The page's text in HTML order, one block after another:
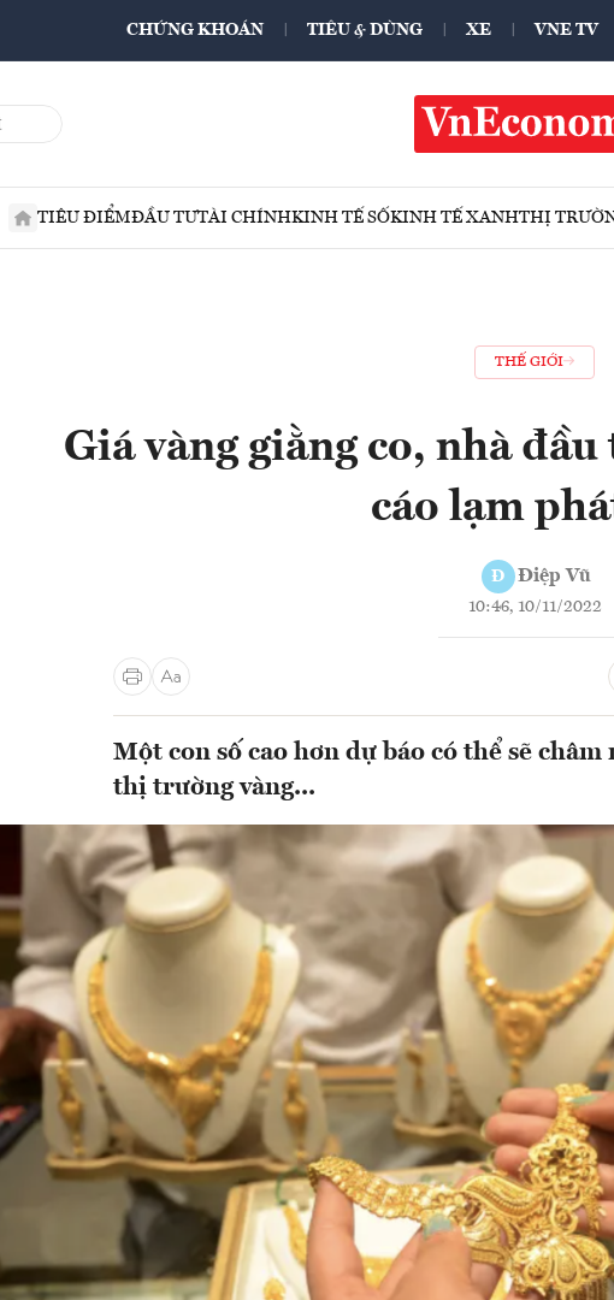
CHỨNG KHOÁN TIÊU & DÙNG XE VNE TV
TIÊU ĐIỂMĐẦU TƯTÀI CHÍNHKINH TẾ SỐKINH TẾ XANHTHỊ
THẾ GIỚI
Giá vàng giằng co, nhà
cáo lạm
Đ Điệp Vũ
10:46, 10/11/2022
Một con số cao hơn dự báo có thể sẽ
thị trường vàng...